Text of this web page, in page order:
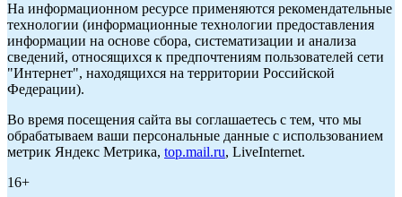
На информационном ресурсе применяются рекомендательные
технологии (информационные технологии предоставления
информации на основе сбора, систематизации и анализа
сведений, относящихся к предпочтениям пользователей сети
"Интернет", находящихся на территории Российской
Федерации).
Во время посещения сайта вы соглашаетесь с тем, что мы
обрабатываем ваши персональные данные с использованием
метрик Яндекс Метрика, top.mail.ru, LiveInternet.
16+